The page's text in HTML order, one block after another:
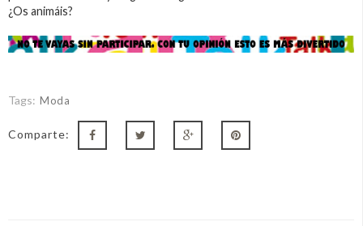
¿Os animáis?
Tags: Moda
Comparte: